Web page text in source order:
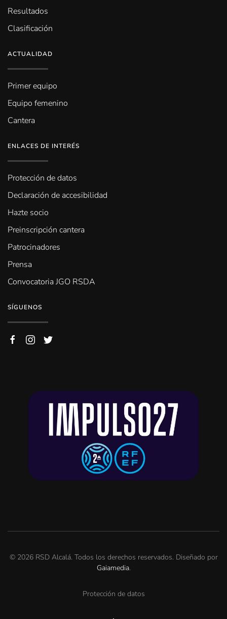
Resultados
Clasificación
ACTUALIDAD
Primer equipo
Equipo femenino
Cantera
ENLACES DE INTERÉS
Protección de datos
Declaración de accesibilidad
Hazte socio
Preinscripción cantera
Patrocinadores
Prensa
Convocatoria JGO RSDA
SÍGUENOS
© 2026RSD Alcalá. Todos los derechos reservados. Diseñado por
Gaiamedia.
Protección de datos